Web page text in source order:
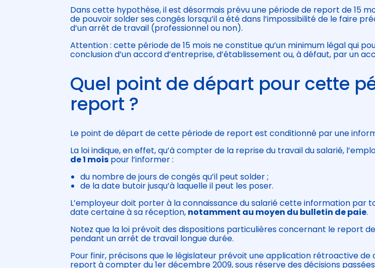
Dans cette hypothèse, il est désormais prévu une période de report de 15
de pouvoir solder ses congés lorsqu’il a été dans l’impossibilité de le faire
d’un arrêt de travail (professionnel ou non).
Attention : cette période de 15 mois ne constitue qu’un minimum légal qui
conclusion d’un accord d’entreprise, d’établissement ou, à défaut, par un
Quel point de départ pour cette
report ?
Le point de départ de cette période de report est conditionné par une
La loi indique, en effet, qu’à compter de la reprise du travail du salarié,
de 1 mois pour l’informer :
du nombre de jours de congés qu’il peut solder ;
de la date butoir jusqu’à laquelle il peut les poser.
L’employeur doit porter à la connaissance du salarié cette information par
date certaine à sa réception, notamment au moyen du bulletin de paie.
Notez que la loi prévoit des dispositions particulières concernant le report
pendant un arrêt de travail longue durée.
Pour finir, précisons que le législateur prévoit une application rétroactive de
report à compter du 1er décembre 2009, sous réserve des décisions